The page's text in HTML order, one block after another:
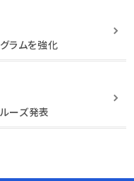
ラムを強化
ーズ発表